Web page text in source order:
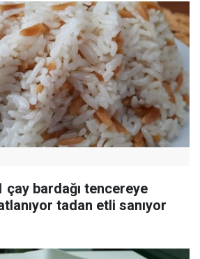
bardağı tencereye
tadan etli sanıyor